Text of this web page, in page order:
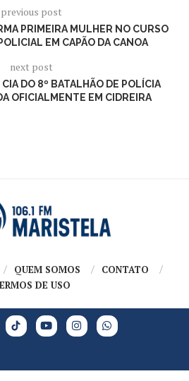
previous post
PRIMEIRA MULHER NO CURSO
EM CAPÃO DA CANOA
next post
CIA DO 8º BATALHÃO DE POLÍCIA
OFICIALMENTE EM CIDREIRA
QUEM SOMOS
CONTATO
DE USO